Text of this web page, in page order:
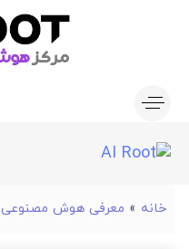
خانه » معرفی هوش مصنوعی